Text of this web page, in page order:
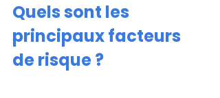
Quels sont les
principaux facteurs
de risque ?